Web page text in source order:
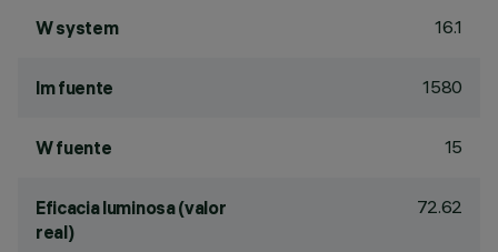
W system 16.1
lm fuente 1580
W fuente 15
Eficacia luminosa (valor
real)
72.62